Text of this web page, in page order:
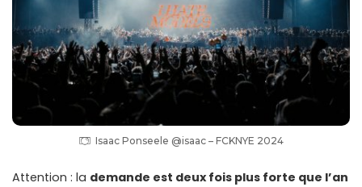
Isaac Ponseele @isaac – FCKNYE 2024
Attention : la demande est deux fois plus forte que l’an